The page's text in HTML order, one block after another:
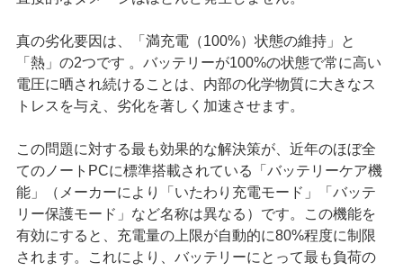
真の劣化要因は、「満充電（100%）状態の維持」と
「熱」の2つです 。バッテリーが100%の状態で常に高い
電圧に晒され続けることは、内部の化学物質に大きなス
トレスを与え、劣化を著しく加速させます。
この問題に対する最も効果的な解決策が、近年のほぼ全
てのノートPCに標準搭載されている「バッテリーケア機
能」（メーカーにより「いたわり充電モード」「バッテ
リー保護モード」など名称は異なる）です。この機能を
有効にすると、充電量の上限が自動的に80%程度に制限
されます。これにより、バッテリーにとって最も負荷の